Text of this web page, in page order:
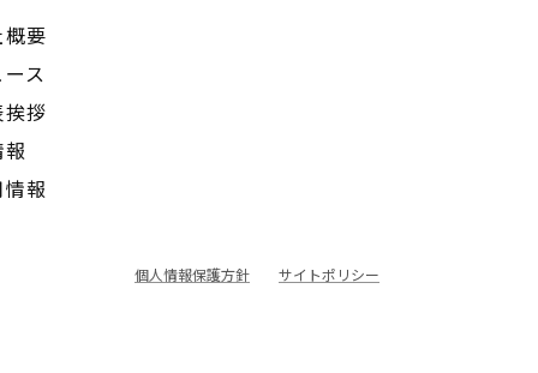
要
ス
拶
報
個人情報保護方針 サイトポリシー